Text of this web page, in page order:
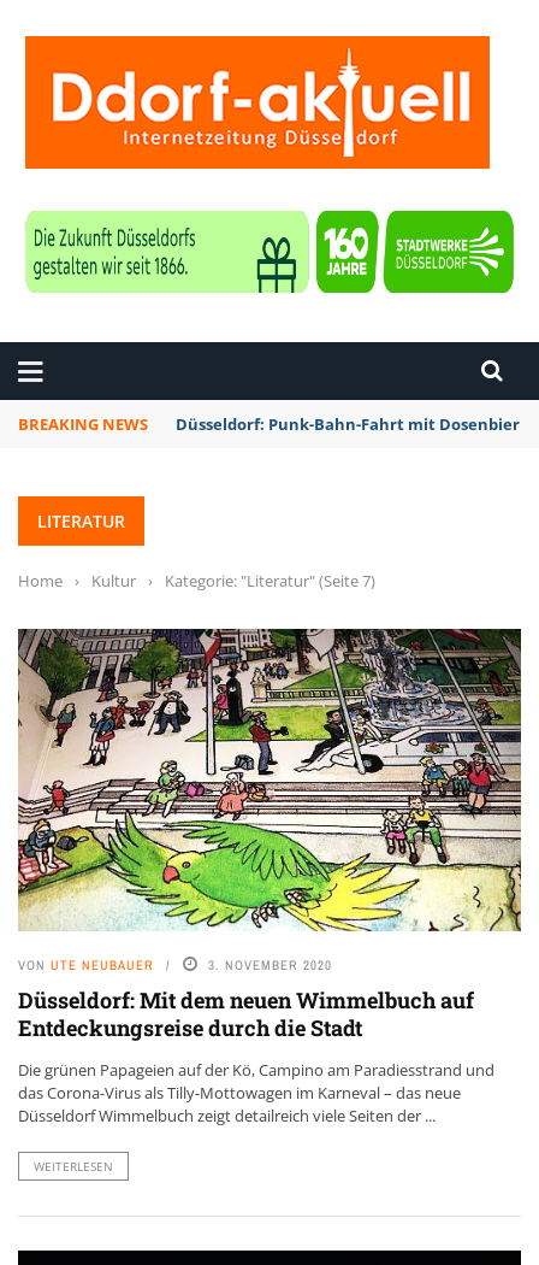
BREAKING NEWS Düsseldorf: Punk-Bahn-Fahrt mit Dosenbier
LITERATUR
Home › Kultur › Kategorie: "Literatur"(Seite 7)
VON UTE NEUBAUER 3. NOVEMBER 2020
Düsseldorf: Mit dem neuen Wimmelbuch auf
Entdeckungsreise durch die Stadt
Die grünen Papageien auf der Kö, Campino am Paradiesstrand und
das Corona-Virus als Tilly-Mottowagen im Karneval – das neue
Düsseldorf Wimmelbuch zeigt detailreich viele Seiten der ...
WEITERLESEN